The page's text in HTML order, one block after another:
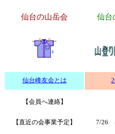
仙台の山岳会 仙台
仙台峰友会とは
【会員へ連絡】
【直近の会事業予定】 7/26